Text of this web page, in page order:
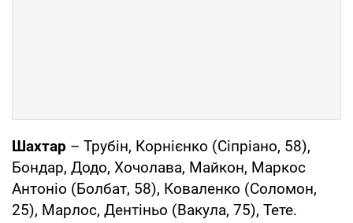
Шахтар – Трубін, Корнієнко (Сіпріано, 58),
Бондар, Додо, Хочолава, Майкон, Маркос
Антоніо (Болбат, 58), Коваленко (Соломон,
25), Марлос, Дентіньо (Вакула, 75), Тете.